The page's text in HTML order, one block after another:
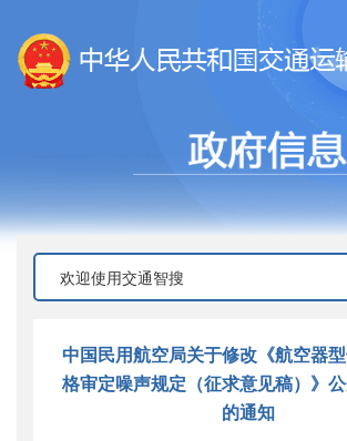
中国民用航空局关于修改《航空器
格审定噪声规定（征求意见稿）》
的通知